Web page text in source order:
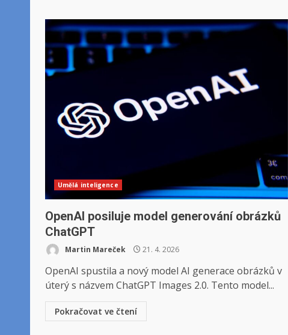
Umělá inteligence
OpenAI posiluje model generování obrázků
ChatGPT
Martin Mareček 21. 4. 2026
OpenAI spustila a nový model AI generace obrázků v
úterý s názvem ChatGPT Images 2.0. Tento model...
Pokračovat ve čtení